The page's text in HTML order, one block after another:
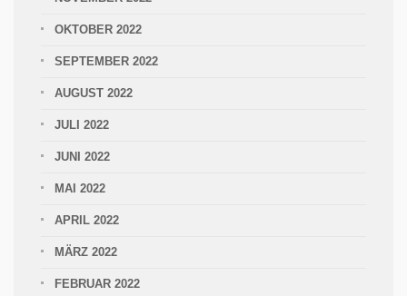
OKTOBER 2022
SEPTEMBER 2022
AUGUST 2022
JULI 2022
JUNI 2022
MAI 2022
APRIL 2022
MÄRZ 2022
FEBRUAR 2022